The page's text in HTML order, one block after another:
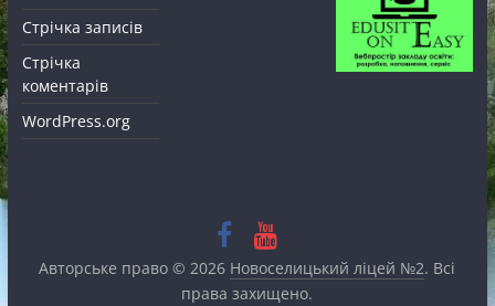
Стрічка записів
Стрічка
коментарів
WordPress.org
Авторське право © 2026 Новоселицький ліцей №2. Всі
права захищено.